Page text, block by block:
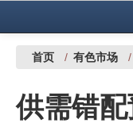
中国有色金属报社主办
铜镍铅锌
首页 / 有色市场 /
供需错